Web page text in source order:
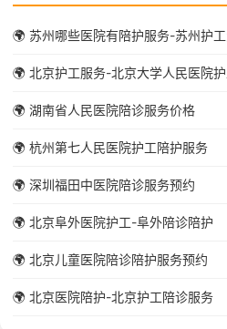
🌍 苏州哪些医院有陪护服务-苏州护
🌍 北京护工服务-北京大学人民医院
🌍 湖南省人民医院陪诊服务价格
🌍 杭州第七人民医院护工陪护服务
🌍 深圳福田中医院陪诊服务预约
🌍 北京阜外医院护工-阜外陪诊陪护
🌍 北京儿童医院陪诊陪护服务预约
🌍 北京医院陪护-北京护工陪诊服务